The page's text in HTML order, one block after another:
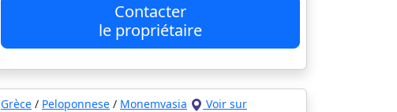
Contacter
le propriétaire
Grèce / Peloponnese / Monemvasia
Voir sur